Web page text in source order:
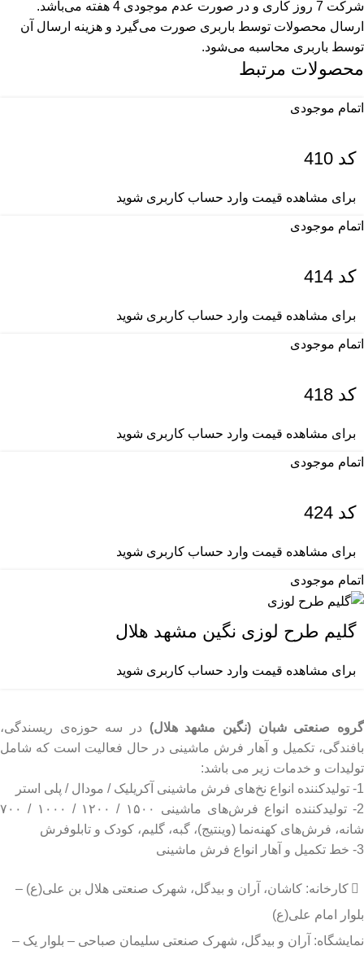
شرکت 7 روز کاری و در صورت عدم موجودی 4 هفته می‌باشد.
ارسال محصولات توسط باربری صورت می‌گیرد و هزینه ارسال آن
توسط باربری محاسبه می‌شود.
محصولات مرتبط
اتمام موجودی
کد 410
برای مشاهده قیمت وارد حساب کاربری شوید
اتمام موجودی
کد 414
برای مشاهده قیمت وارد حساب کاربری شوید
اتمام موجودی
کد 418
برای مشاهده قیمت وارد حساب کاربری شوید
اتمام موجودی
کد 424
برای مشاهده قیمت وارد حساب کاربری شوید
اتمام موجودی
گلیم طرح لوزی نگین مشهد هلال
برای مشاهده قیمت وارد حساب کاربری شوید
گروه صنعتی شبان (نگین مشهد هلال) در سه حوزه‌ی ریسندگی،
بافندگی، تکمیل و آهار فرش ماشینی در حال فعالیت است که شامل
تولیدات و خدمات زیر می باشد:
1- تولیدکننده انواع نخ‌های فرش ماشینی آکریلیک / مودال / پلی استر
2- تولیدکننده انواع فرش‌های ماشینی ۱۵۰۰ / ۱۲۰۰ / ۱۰۰۰ / ۷۰۰
شانه، فرش‌های کهنه‌نما (وینتیج)، گبه، گلیم، کودک و تابلوفرش
3- خط تکمیل و آهار انواع فرش ماشینی
کارخانه: کاشان، آران و بیدگل، شهرک صنعتی هلال بن علی(ع) –
بلوار امام علی(ع)
نمایشگاه: آران و بیدگل، شهرک صنعتی سلیمان صباحی – بلوار یک –